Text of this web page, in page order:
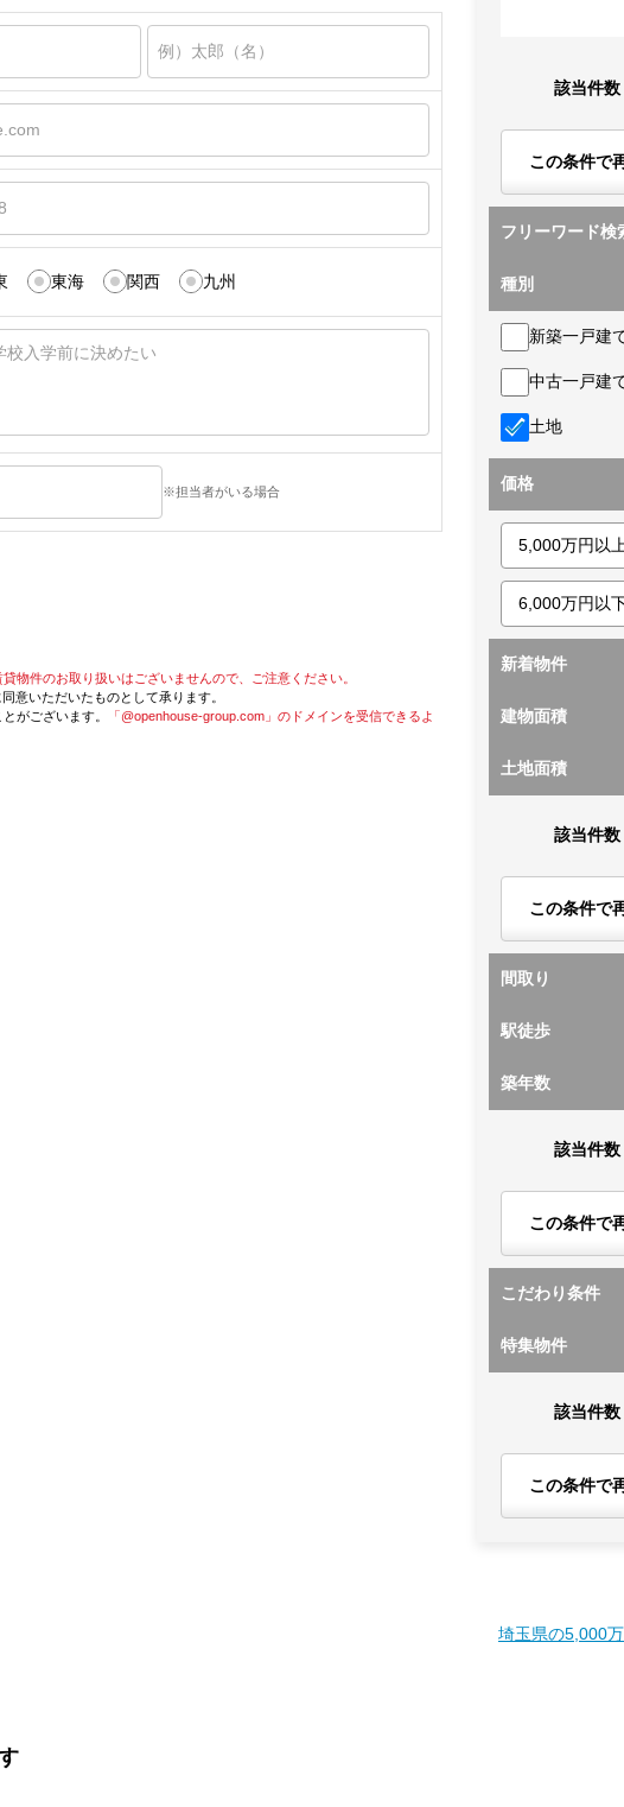
東海 関西 九州
※担当者がいる場合
貸物件のお取り扱いはございませんので、ご注意ください。
同意いただいたものとして承ります。
がございます。
「@openhouse-group.com」のドメインを受信できるよ
該当件数
この条件で
フリーワード検
種別
新築一戸建
中古一戸建
土地
価格
新着物件
建物面積
土地面積
該当件数
この条件で
間取り
駅徒歩
築年数
該当件数
この条件で
こだわり条件
特集物件
該当件数
この条件で
埼玉県の5,000